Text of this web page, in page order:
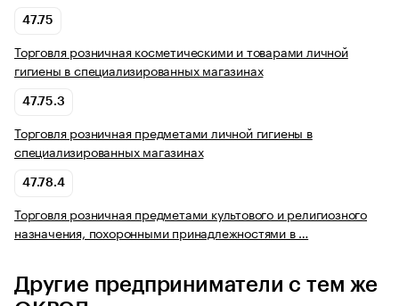
47.75
Торговля розничная косметическими и товарами личной
гигиены в специализированных магазинах
47.75.3
Торговля розничная предметами личной гигиены в
специализированных магазинах
47.78.4
Торговля розничная предметами культового и религиозного
назначения, похоронными принадлежностями в …
Другие предприниматели с тем же